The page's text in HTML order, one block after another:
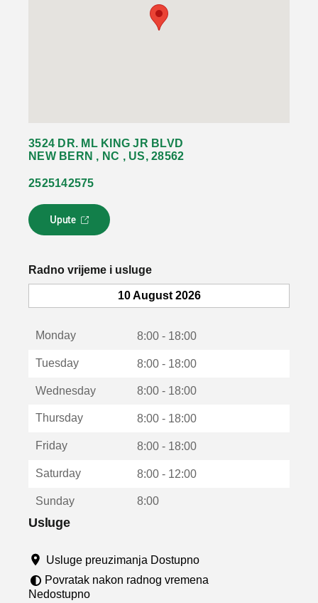
3524 DR. ML KING JR BLVD
NEW BERN , NC , US, 28562
2525142575
Upute
L
i
k
o
u
u
Radno vrijeme i usluge
10 August 2026
Monday 8:00 - 18:00
Tuesday 8:00 - 18:00
Wednesday 8:00 - 18:00
Thursday 8:00 - 18:00
Friday 8:00 - 18:00
Saturday 8:00 - 12:00
Sunday 8:00
Usluge
Usluge preuzimanja Dostupno
Povratak nakon radnog vremena
Nedostupno